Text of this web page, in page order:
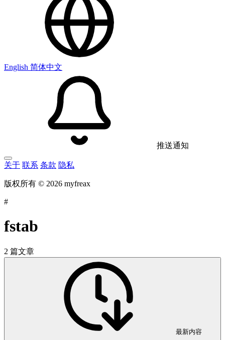
English 简体中文
推送通知
关于 联系 条款 隐私
版权所有 © 2026 myfreax
#
fstab
2 篇文章
最新内容